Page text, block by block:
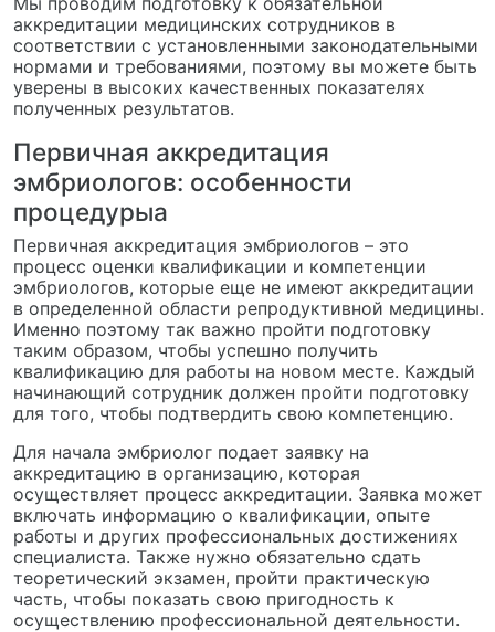
аккредитации медицинских сотрудников в
соответствии с установленными законодательными
нормами и требованиями, поэтому вы можете быть
уверены в высоких качественных показателях
полученных результатов.
Первичная аккредитация
эмбриологов: особенности
процедурыа
Первичная аккредитация эмбриологов – это
процесс оценки квалификации и компетенции
эмбриологов, которые еще не имеют аккредитации
в определенной области репродуктивной медицины.
Именно поэтому так важно пройти подготовку
таким образом, чтобы успешно получить
квалификацию для работы на новом месте. Каждый
начинающий сотрудник должен пройти подготовку
для того, чтобы подтвердить свою компетенцию.
Для начала эмбриолог подает заявку на
аккредитацию в организацию, которая
осуществляет процесс аккредитации. Заявка может
включать информацию о квалификации, опыте
работы и других профессиональных достижениях
специалиста. Также нужно обязательно сдать
теоретический экзамен, пройти практическую
часть, чтобы показать свою пригодность к
осуществлению профессиональной деятельности.